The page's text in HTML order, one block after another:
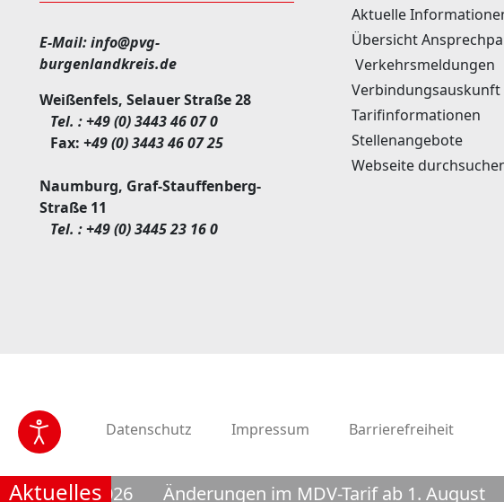
E-Mail:info@pvg-
burgenlandkreis.de
Weißenfels, Selauer Straße 28
Tel. :+49 (0) 3443 46 07 0
Fax: +49 (0) 3443 46 07 25
Naumburg, Graf-Stauffenberg-
Straße 11
Tel. :+49 (0) 3445 23 16 0
Aktuelle
Übersicht
Verkehrsmeldungen
Verbindungsauskunft
Tarifinformationen
Stellenangebote
Webseite
Datenschutz Impressum Barrierefreiheit
Aktuelles
17.08.2026 Änderungen im MDV-Tarif ab 1. August